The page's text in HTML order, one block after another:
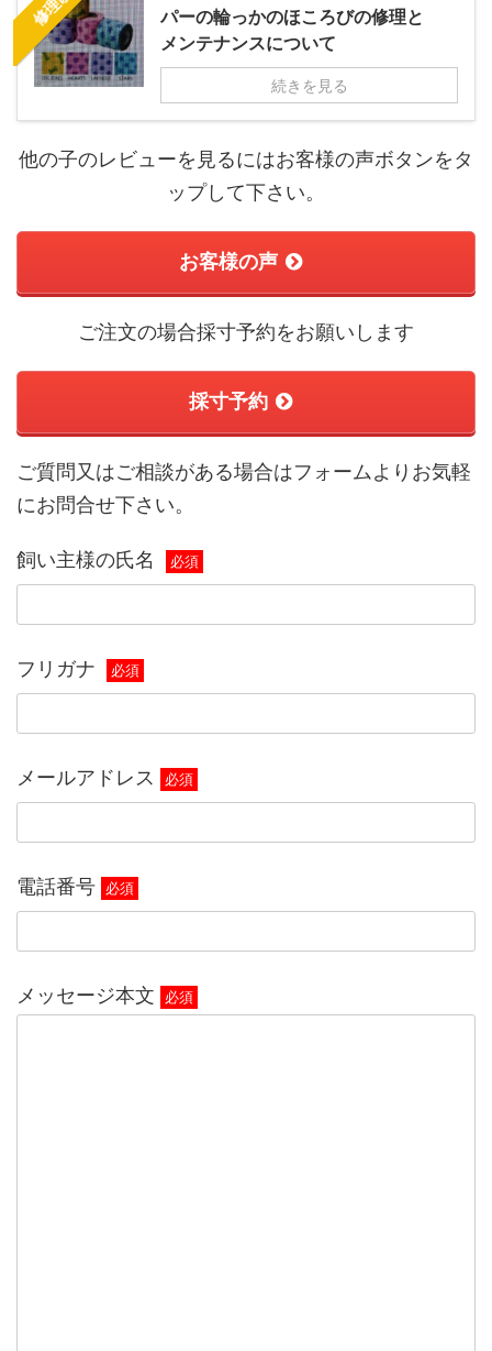
パーの輪っかのほころびの修理と
メンテナンスについて
続きを見る
他の子のレビューを見るにはお客様の声ボタンをタ
ップして下さい。
お客様の声
ご注文の場合採寸予約をお願いします
採寸予約
ご質問又はご相談がある場合はフォームよりお気軽
にお問合せ下さい。
飼い主様の氏名 必須
フリガナ 必須
メールアドレス 必須
電話番号 必須
メッセージ本文 必須